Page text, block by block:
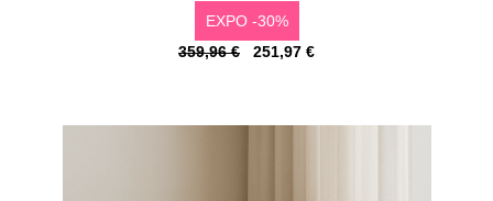
EXPO -30%
359,96 € 251,97 €